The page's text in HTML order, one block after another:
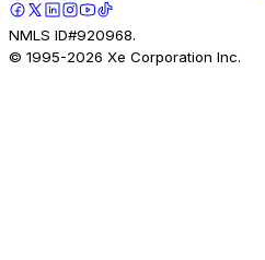
NMLS ID#920968.
© 1995-2026 Xe Corporation Inc.